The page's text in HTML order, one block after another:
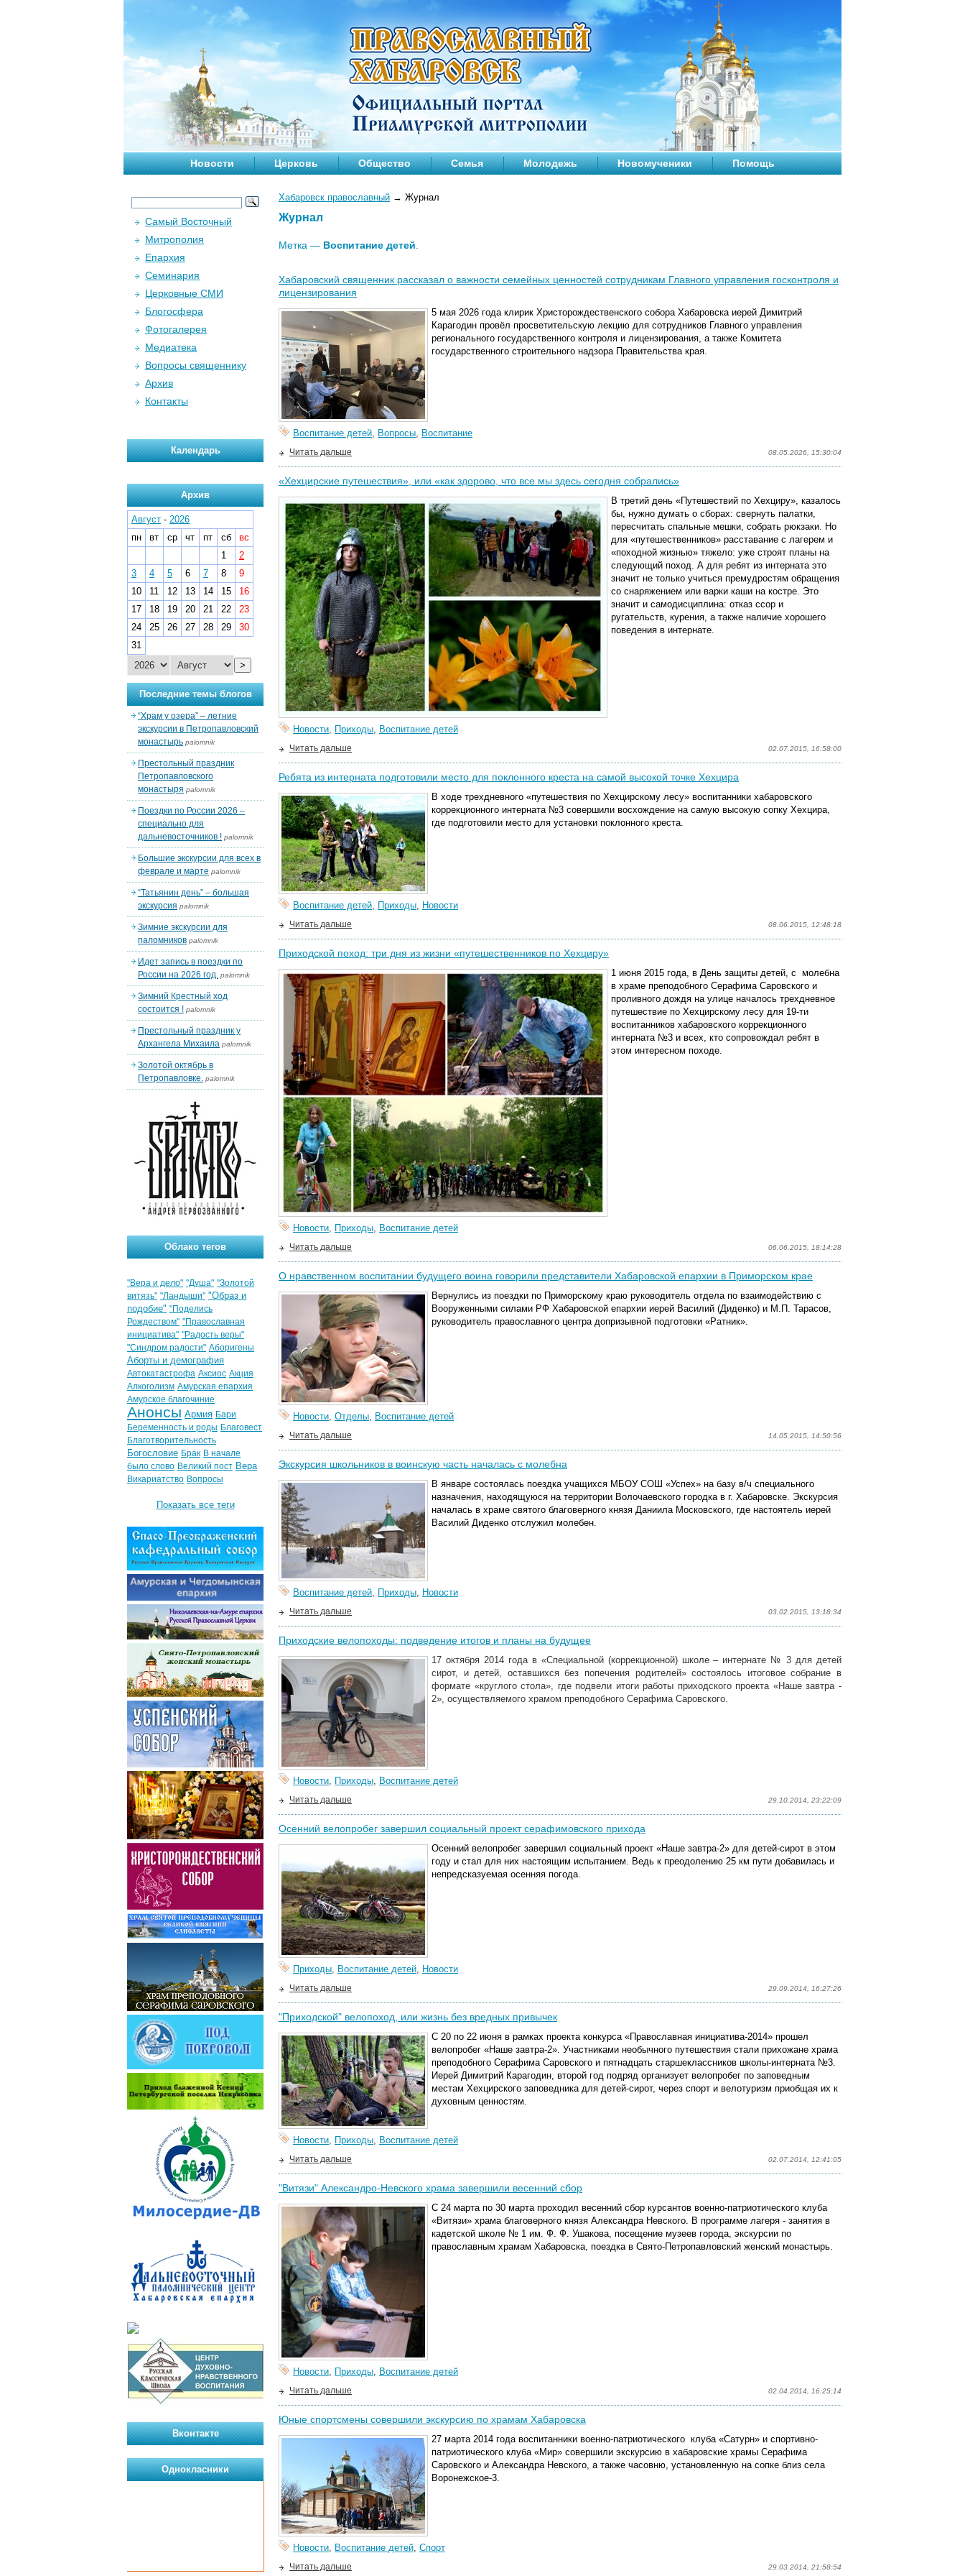
Новости Церковь Общество Семья Молодежь Новомученики Помощь
Хабаровск православный → Журнал
Журнал
Метка — Воспитание детей
Хабаровский священник рассказал о важности семейных ценностей сотрудникам Главного управления госконтроля и
лицензирования
5 мая 2026 года клирик Христорождественского собора Хабаровска иерей Димитрий
Карагодин провёл просветительскую лекцию для сотрудников Главного управления
регионального государственного контроля и лицензирования, а также Комитета
государственного строительного надзора Правительства края.
Воспитание детей, Вопросы, Воспитание
08.05.2026, 15:30:04
Читать дальше
«Хехцирские путешествия», или «как здорово, что все мы здесь сегодня собрались»
В третий день «Путешествий по Хехциру», казалось
бы, нужно думать о сборах: свернуть палатки,
пересчитать спальные мешки, собрать рюкзаки. Но
для «путешественников» расставание с лагерем и
«походной жизнью» тяжело: уже строят планы на
следующий поход. А для ребят из интерната это
значит не только учиться премудростям обращения
со снаряжением или варки каши на костре. Это
значит и самодисциплина: отказ ссор и
ругательств, курения, а также наличие хорошего
поведения в интернате.
Новости, Приходы, Воспитание детей
02.07.2015, 16:58:00
Читать дальше
Ребята из интерната подготовили место для поклонного креста на самой высокой точке Хехцира
В ходе трехдневного «путешествия по Хехцирскому лесу» воспитанники хабаровского
коррекционного интерната №3 совершили восхождение на самую высокую сопку Хехцира,
где подготовили место для установки поклонного креста.
Воспитание детей, Приходы, Новости
08.06.2015, 12:48:18
Читать дальше
Приходской поход: три дня из жизни «путешественников по Хехциру»
1 июня 2015 года, в День защиты детей, с молебна
в храме преподобного Серафима Саровского и
проливного дождя на улице началось трехдневное
путешествие по Хехцирскому лесу для 19-ти
воспитанников хабаровского коррекционного
интерната №3 и всех, кто сопровождал ребят в
этом интересном походе.
Новости, Приходы, Воспитание детей
06.06.2015, 18:14:28
Читать дальше
О нравственном воспитании будущего воина говорили представители Хабаровской епархии в Приморском крае
Вернулись из поездки по Приморскому краю руководитель отдела по взаимодействию с
Вооруженными силами РФ Хабаровской епархии иерей Василий (Диденко) и М.П. Тарасов,
руководитель православного центра допризывной подготовки «Ратник».
Новости, Отделы, Воспитание детей
14.05.2015, 14:50:56
Читать дальше
Экскурсия школьников в воинскую часть началась с молебна
В январе состоялась поездка учащихся МБОУ СОШ «Успех» на базу в/ч специального
назначения, находящуюся на территории Волочаевского городка в г. Хабаровске. Экскурсия
началась в храме святого благоверного князя Даниила Московского, где настоятель иерей
Василий Диденко отслужил молебен.
Воспитание детей, Приходы, Новости
03.02.2015, 13:18:34
Читать дальше
Приходские велопоходы: подведение итогов и планы на будущее
17 октября 2014 года в «Специальной (коррекционной) школе – интернате № 3 для детей
сирот, и детей, оставшихся без попечения родителей» состоялось итоговое собрание в
формате «круглого стола», где подвели итоги работы приходского проекта «Наше завтра -
2», осуществляемого храмом преподобного Серафима Саровского.
Новости, Приходы, Воспитание детей
29.10.2014, 23:22:09
Читать дальше
Осенний велопробег завершил социальный проект серафимовского прихода
Осенний велопробег завершил социальный проект «Наше завтра-2» для детей-сирот в этом
году и стал для них настоящим испытанием. Ведь к преодолению 25 км пути добавилась и
непредсказуемая осенняя погода.
Приходы, Воспитание детей, Новости
29.09.2014, 16:27:26
Читать дальше
"Приходской" велопоход, или жизнь без вредных привычек
С 20 по 22 июня в рамках проекта конкурса «Православная инициатива-2014» прошел
велопробег «Наше завтра-2». Участниками необычного путешествия стали прихожане храма
преподобного Серафима Саровского и пятнадцать старшеклассников школы-интерната №3.
Иерей Димитрий Карагодин, второй год подряд организует велопробег по заповедным
местам Хехцирского заповедника для детей-сирот, через спорт и велотуризм приобщая их к
духовным ценностям.
Новости, Приходы, Воспитание детей
02.07.2014, 12:41:05
Читать дальше
"Витязи" Александро-Невского храма завершили весенний сбор
С 24 марта по 30 марта проходил весенний сбор курсантов военно-патриотического клуба
«Витязи» храма благоверного князя Александра Невского. В программе лагеря - занятия в
кадетской школе № 1 им. Ф. Ф. Ушакова, посещение музеев города, экскурсии по
православным храмам Хабаровска, поездка в Свято-Петропавловский женский монастырь.
Новости, Приходы, Воспитание детей
02.04.2014, 16:25:14
Читать дальше
Юные спортсмены совершили экскурсию по храмам Хабаровска
27 марта 2014 года воспитанники военно-патриотического клуба «Сатурн» и спортивно-
патриотического клуба «Мир» совершили экскурсию в хабаровские храмы Серафима
Саровского и Александра Невского, а также часовню, установленную на сопке близ села
Воронежское-3.
Новости, Воспитание детей, Спорт
29.03.2014, 21:58:54
Читать дальше
Самый Восточный
Митрополия
Епархия
Семинария
Церковные СМИ
Блогосфера
Фотогалерея
Медиатека
Вопросы священнику
Архив
Контакты
Календарь
Архив
Август - 2026
пн
вт ср чт пт сб
вс
1
2
3
4 5 6 7 8
9
10
11 12 13 14 15
16
17
18 19 20 21 22
23
24
25 26 27 28 29
30
31
>
Последние темы блогов
“Храм у озера” – летние
экскурсии в Петропавловский
монастырь palomnik
Престольный праздник
Петропавловского
монастыря palomnik
Поездки по России 2026 –
специально для
дальневосточников ! palomnik
Большие экскурсии для всех в
феврале и марте palomnik
“Татьянин день” – большая
экскурсия palomnik
Зимние экскурсии для
паломников palomnik
Идет запись в поездки по
России на 2026 год. palomnik
Зимний Крестный ход
состоится ! palomnik
Престольный праздник у
Архангела Михаила palomnik
Золотой октябрь в
Петропавловке. palomnik
Облако тегов
"Вера и дело" "Душа" "Золотой
витязь" "Ландыши" "Образ и
подобие" "Поделись
Рождеством" "Православная
инициатива" "Радость веры"
"Синдром радости" Аборигены
Аборты и демография
Автокатастрофа Аксиос Акция
Алкоголизм Амурская епархия
Амурское благочиние
Анонсы Армия Бари
Беременность и роды Благовест
Благотворительность
Богословие Брак В начале
было слово Великий пост Вера
Викариатство Вопросы
Показать все теги
Вконтакте
Однокласники